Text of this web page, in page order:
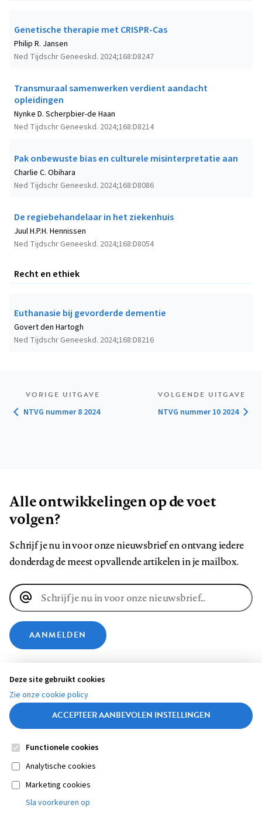
Genetische therapie met CRISPR-Cas
Ned Tijdschr Geneeskd. 2024;168:D8247
Philip R. Jansen
Transmuraal samenwerken verdient aandacht
opleidingen
Ned Tijdschr Geneeskd. 2024;168:D8214
Nynke D. Scherpbier-de Haan
Pak onbewuste bias en culturele misinterpretatie aan
Ned Tijdschr Geneeskd. 2024;168:D8086
Charlie C. Obihara
De regiebehandelaar in het ziekenhuis
Ned Tijdschr Geneeskd. 2024;168:D8054
Juul H.P.H. Hennissen
Recht en ethiek
Euthanasie bij gevorderde dementie
Ned Tijdschr Geneeskd. 2024;168:D8216
Govert den Hartogh
VORIGE UITGAVE
NTVG nummer 8 2024
VOLGENDE UITGAVE
NTVG nummer 10 2024
Alle ontwikkelingen op de voet
volgen?
Schrijf je nu in voor onze nieuwsbrief en ontvang iedere
donderdag de meest opvallende artikelen in je mailbox.
E-
mailadres
AANMELDEN
VOLG ONS OP
ons
op
Facebook
Volg
ons
op
LinkedIn
Volg
ons
op
Bluesky
Volg
ons
Volg
ons
Volg
ons
Footer
navigation
Contact Colofon Disclaimer
Deze site gebruikt cookies
Zie onze cookie policy
ACCEPTEER AANBEVOLEN INSTELLINGEN
Functionele cookies
Analytische cookies
Marketing cookies
Sla voorkeuren op